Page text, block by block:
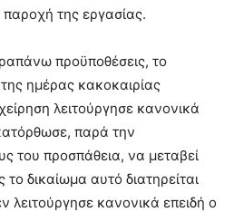
της εργασίας.
προϋποθέσεις, το
ημέρας κακοκαιρίας
λειτούργησε κανονικά
παρά την
του προσπάθεια, να μεταβεί
δικαίωμα αυτό διατηρείται
λειτούργησε κανονικά επειδή ο